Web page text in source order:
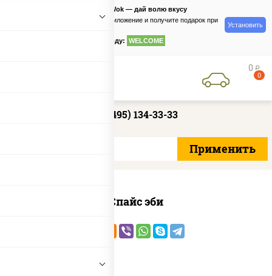
PizzaSushiWok — дай волю вкусу
Скачайте приложение и получите подарок при
по промокоду: WELCOME
Установить
0 руб
0
+7 (495) 134-33-33
Спайс эби